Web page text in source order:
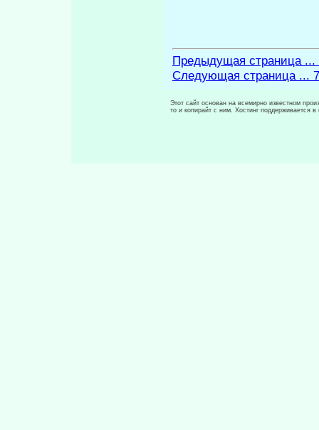
Предыдущая страница ...
Следующая страница ...
Этот сайт основан на всемирно известном
то и копирайт с ним. Хостинг поддерживается